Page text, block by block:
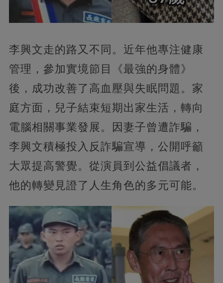
李興文走的路又不同。近年他專注健康
管理，參加實境節目《最強的身體》
後，成功改善了高血壓與失眠問題。家
庭方面，兒子結束短期出家生活，轉向
電腦相關事業發展。因妻子曾遭詐騙，
李興文積極投入反詐騙宣導，公開呼籲
大眾提高警覺。從演員到公益倡議者，
他的轉變見證了人生角色的多元可能。